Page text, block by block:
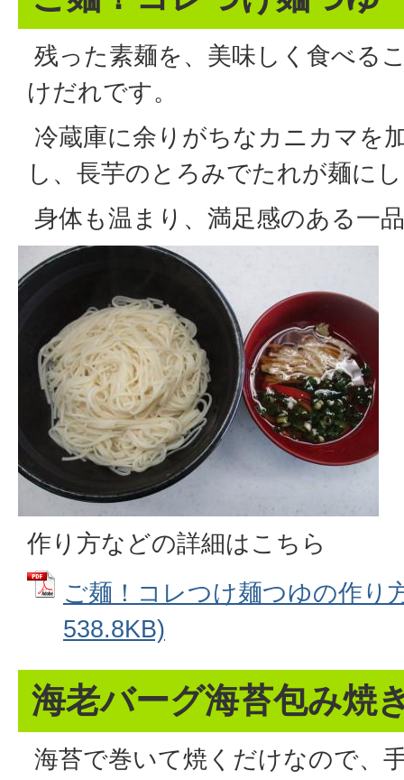
残った素麺を、美味しく食べる
けだれです。
冷蔵庫に余りがちなカニカマを
し、長芋のとろみでたれが麺に
身体も温まり、満足感のある一
作り方などの詳細はこちら
ご麺！コレつけ麺つゆの作り
538.8KB)
海老バーグ海苔包み焼
海苔で巻いて焼くだけなので、